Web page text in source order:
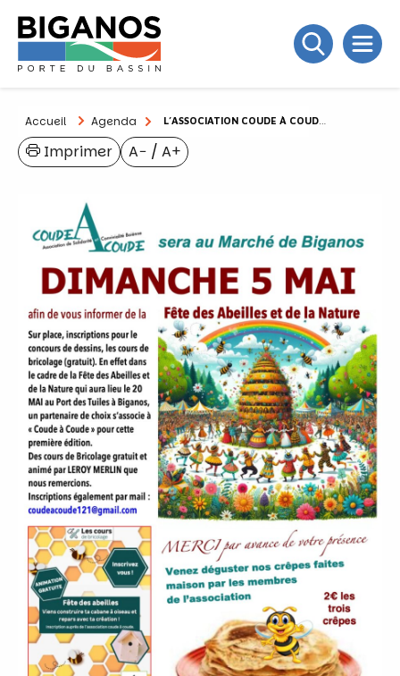
Accueil Agenda L’ASSOCIATION COUDE À COUDE SERA AU MARCHÉ DE BIGANOS
A− / A+
Imprimer